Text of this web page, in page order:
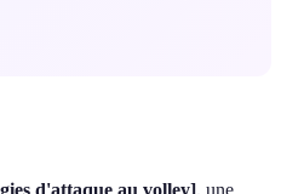
d'attaque au volley], une